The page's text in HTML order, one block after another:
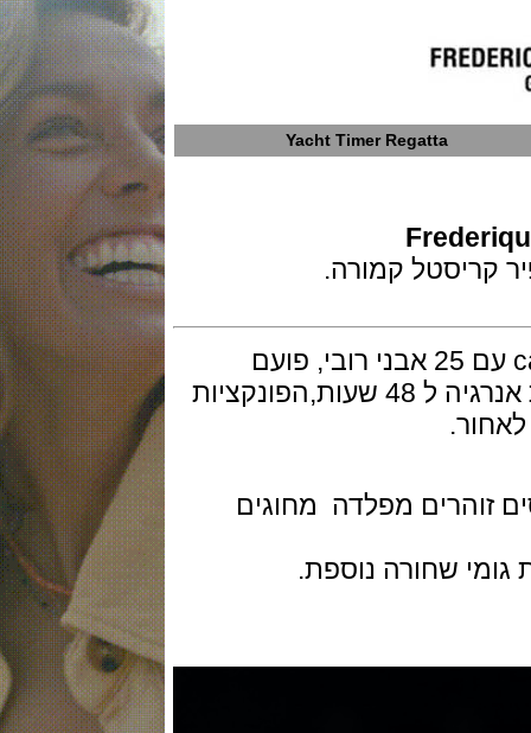
Yacht Timer Regatta
המנגנון מכני אוטומטי caliber FC-380 עם 25 אבני רובי, פועם
28,800 פעימות לשעה ומחזיק עתודת אנרגיה ל 48 שעות,הפונקציות
מפלדה מחוגים
שחורה נוספת.